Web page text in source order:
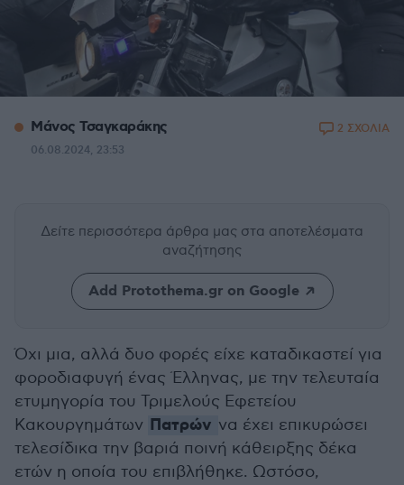
Μάνος Τσαγκαράκης
06.08.2024, 23:53
2 ΣΧΟΛΙΑ
Δείτε περισσότερα άρθρα μας στα αποτελέσματα
αναζήτησης
Add Protothema.gr on Google
Όχι μια, αλλά δυο φορές είχε καταδικαστεί για
φοροδιαφυγή ένας Έλληνας, με την τελευταία
ετυμηγορία του Τριμελούς Εφετείου
Κακουργημάτων Πατρών να έχει επικυρώσει
τελεσίδικα την βαριά ποινή κάθειρξης δέκα
ετών η οποία του επιβλήθηκε. Ωστόσο,